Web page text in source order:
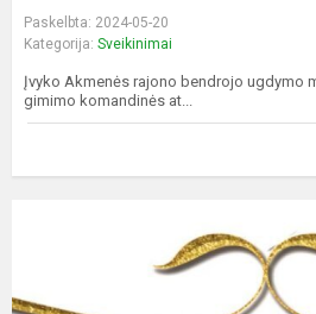
Paskelbta: 2024-05-20
Kategorija: Sveikinimai
Įvyko Akmenės rajono bendrojo ugdymo
gimimo komandinės at...